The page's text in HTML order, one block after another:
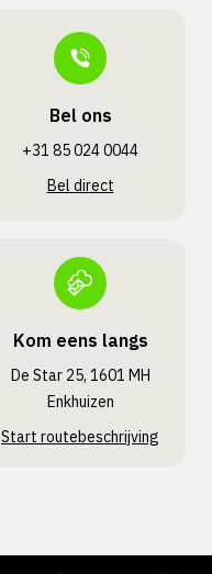
Bel ons
+31 85 024 0044
Bel direct
Kom eens langs
De Star 25, 1601 MH
Enkhuizen
Start routebeschrijving